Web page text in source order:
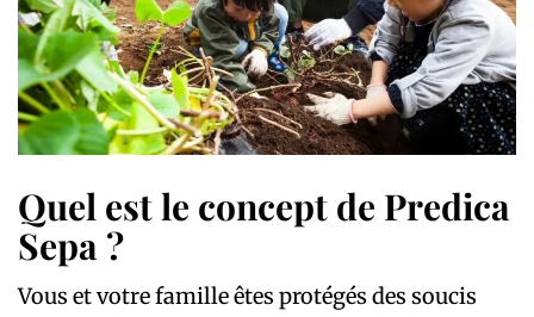
Quel est le concept de Predica
Sepa ?
Vous et votre famille êtes protégés des soucis